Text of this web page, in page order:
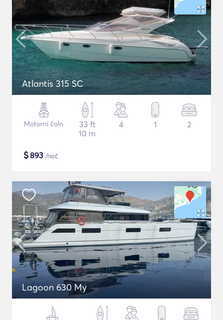
Atlantis 315 SC
Motorni čoln
33 ft
10 m
4 1 2
$893 /noč
Lagoon 630 My